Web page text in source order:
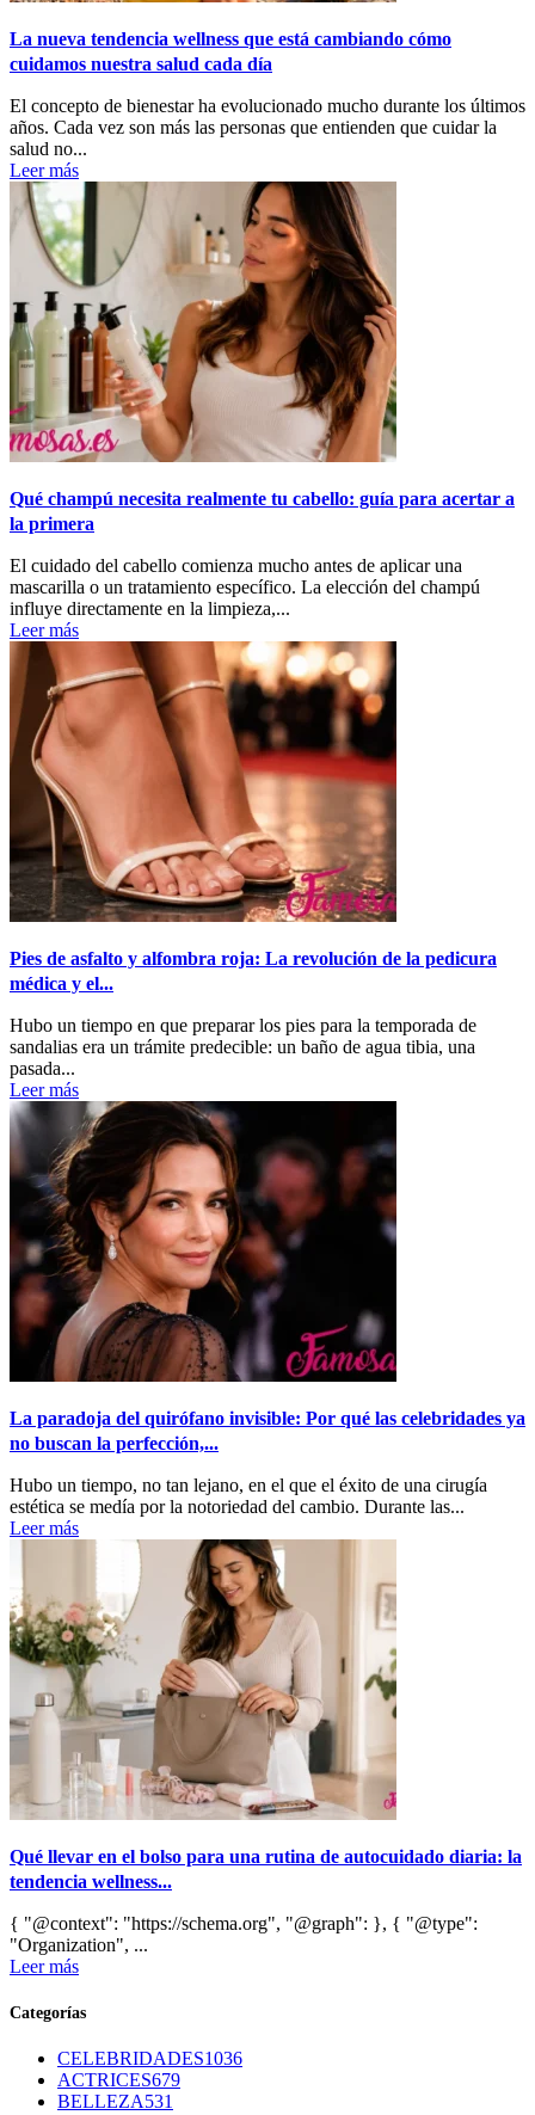
La nueva tendencia wellness que está cambiando cómo
cuidamos nuestra salud cada día
El concepto de bienestar ha evolucionado mucho durante los últimos
años. Cada vez son más las personas que entienden que cuidar la
salud no...
Leer más
Qué champú necesita realmente tu cabello: guía para acertar a
la primera
El cuidado del cabello comienza mucho antes de aplicar una
mascarilla o un tratamiento específico. La elección del champú
influye directamente en la limpieza,...
Leer más
Pies de asfalto y alfombra roja: La revolución de la pedicura
médica y el...
Hubo un tiempo en que preparar los pies para la temporada de
sandalias era un trámite predecible: un baño de agua tibia, una
pasada...
Leer más
La paradoja del quirófano invisible: Por qué las celebridades ya
no buscan la perfección,...
Hubo un tiempo, no tan lejano, en el que el éxito de una cirugía
estética se medía por la notoriedad del cambio. Durante las...
Leer más
Qué llevar en el bolso para una rutina de autocuidado diaria: la
tendencia wellness...
{ "@context": "https://schema.org", "@graph": }, { "@type":
"Organization", ...
Leer más
Categorías
CELEBRIDADES1036
ACTRICES679
BELLEZA531